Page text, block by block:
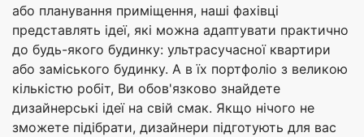
або планування приміщення, наші фахівці
представлять ідеї, які можна адаптувати практично
до будь-якого будинку: ультрасучасної квартири
або заміського будинку. А в їх портфоліо з великою
кількістю робіт, Ви обов'язково знайдете
дизайнерські ідеї на свій смак. Якщо нічого не
зможете підібрати, дизайнери підготують для вас